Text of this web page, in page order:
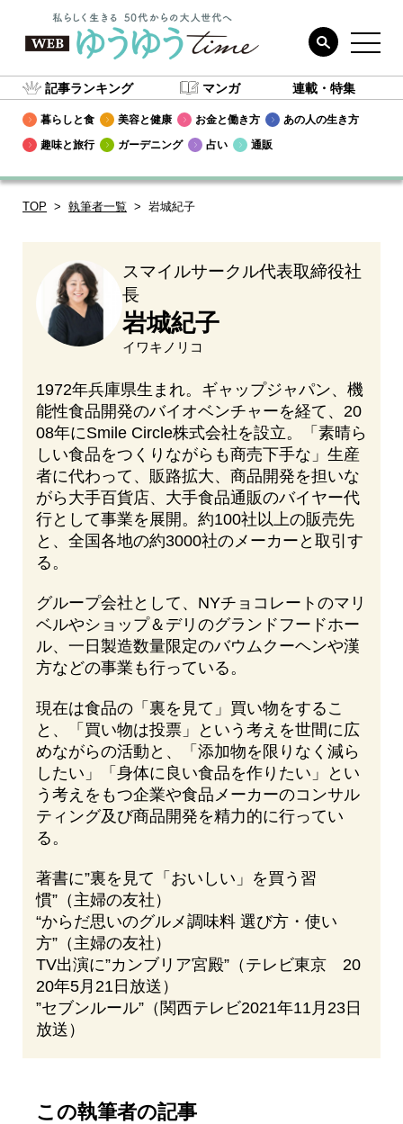
記事ランキング マンガ 連載・特集
暮らしと食 美容と健康 お金と働き方
あの人の生き方
趣味と旅行
ガーデニング 占い 通販
TOP 執筆者一覧 岩城紀子
スマイルサークル代表取締役社
長
岩城紀子
イワキノリコ
1972年兵庫県生まれ。ギャップジャパン、機
能性食品開発のバイオベンチャーを経て、20
08年にSmile Circle株式会社を設立。「素晴ら
しい食品をつくりながらも商売下手な」生産
者に代わって、販路拡大、商品開発を担いな
がら大手百貨店、大手食品通販のバイヤー代
行として事業を展開。約100社以上の販売先
と、全国各地の約3000社のメーカーと取引す
る。
グループ会社として、NYチョコレートのマリ
ベルやショップ＆デリのグランドフードホー
ル、一日製造数量限定のバウムクーヘンや漢
方などの事業も行っている。
現在は食品の「裏を見て」買い物をするこ
と、「買い物は投票」という考えを世間に広
めながらの活動と、「添加物を限りなく減ら
したい」「身体に良い食品を作りたい」とい
う考えをもつ企業や食品メーカーのコンサル
ティング及び商品開発を精力的に行ってい
る。
著書に”裏を見て「おいしい」を買う習
慣”（主婦の友社）
“からだ思いのグルメ調味料 選び方・使い
方”（主婦の友社）
TV出演に”カンブリア宮殿”（テレビ東京 20
20年5月21日放送）
”セブンルール”（関西テレビ2021年11月23日
放送）
この執筆者の記事